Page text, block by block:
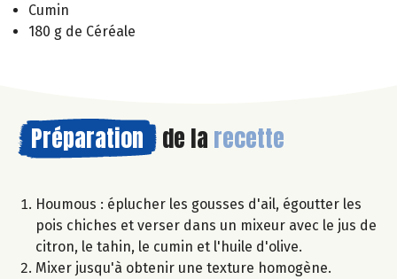
Cumin
180 g de Céréale
Préparation de la recette
Houmous : éplucher les gousses d'ail, égoutter les
pois chiches et verser dans un mixeur avec le jus de
citron, le tahin, le cumin et l'huile d'olive.
Mixer jusqu'à obtenir une texture homogène.